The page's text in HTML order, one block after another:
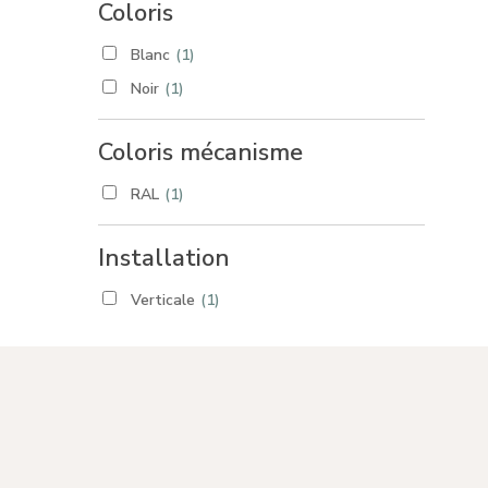
Coloris
Blanc (1)
Noir (1)
Coloris mécanisme
RAL (1)
Installation
Verticale (1)